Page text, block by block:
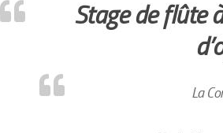
Stage de flûte
La